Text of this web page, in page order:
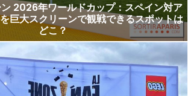
2026年ワールドカップ：スペイン対ア
巨大スクリーンで観戦できるスポットは
どこ？